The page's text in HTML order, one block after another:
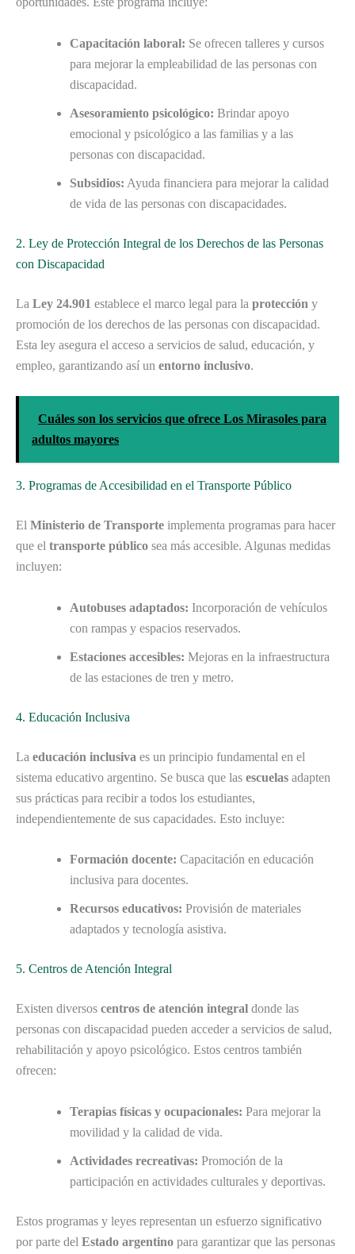
Capacitación laboral: Se ofrecen talleres y cursos
para mejorar la empleabilidad de las personas con
discapacidad.
Asesoramiento psicológico: Brindar apoyo
emocional y psicológico a las familias y a las
personas con discapacidad.
Subsidios: Ayuda financiera para mejorar la calidad
de vida de las personas con discapacidades.
2. Ley de Protección Integral de los Derechos de las Personas
con Discapacidad
La Ley 24.901 establece el marco legal para la protección y
promoción de los derechos de las personas con discapacidad.
Esta ley asegura el acceso a servicios de salud, educación, y
empleo, garantizando así un entorno inclusivo.
Cuáles son los servicios que ofrece Los Mirasoles para
adultos mayores
3. Programas de Accesibilidad en el Transporte Público
El Ministerio de Transporte implementa programas para hacer
que el transporte público sea más accesible. Algunas medidas
incluyen:
Autobuses adaptados: Incorporación de vehículos
con rampas y espacios reservados.
Estaciones accesibles: Mejoras en la infraestructura
de las estaciones de tren y metro.
4. Educación Inclusiva
La educación inclusiva es un principio fundamental en el
sistema educativo argentino. Se busca que las escuelas adapten
sus prácticas para recibir a todos los estudiantes,
independientemente de sus capacidades. Esto incluye:
Formación docente: Capacitación en educación
inclusiva para docentes.
Recursos educativos: Provisión de materiales
adaptados y tecnología asistiva.
5. Centros de Atención Integral
Existen diversos centros de atención integral donde las
personas con discapacidad pueden acceder a servicios de salud,
rehabilitación y apoyo psicológico. Estos centros también
ofrecen:
Terapias físicas y ocupacionales: Para mejorar la
movilidad y la calidad de vida.
Actividades recreativas: Promoción de la
participación en actividades culturales y deportivas.
Estos programas y leyes representan un esfuerzo significativo
por parte del Estado argentino para garantizar que las personas